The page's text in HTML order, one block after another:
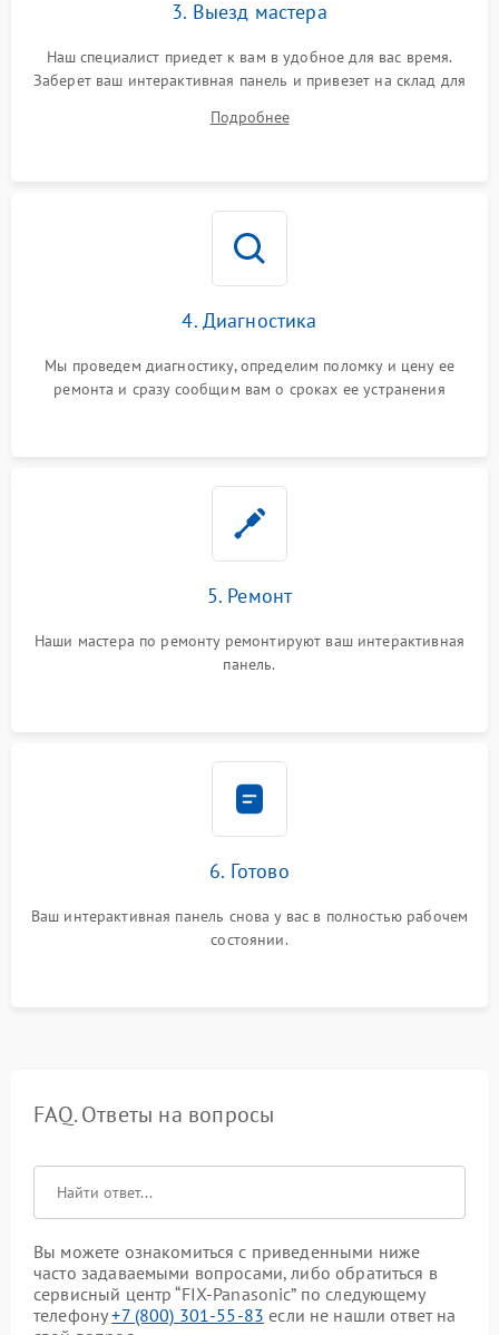
3. Выезд мастера
Наш специалист приедет к вам в удобное для вас время.
Заберет ваш интерактивная панель и привезет на склад для
Подробнее
4. Диагностика
Мы проведем диагностику, определим поломку и цену ее
ремонта и сразу сообщим вам о сроках ее устранения
5. Ремонт
Наши мастера по ремонту ремонтируют ваш интерактивная
панель.
6. Готово
Ваш интерактивная панель снова у вас в полностью рабочем
состоянии.
FAQ. Ответы на вопросы
Вы можете ознакомиться с приведенными ниже
часто задаваемыми вопросами, либо обратиться в
сервисный центр “FIX-Panasonic” по следующему
телефону+7 (800) 301-55-83 если не нашли ответ на